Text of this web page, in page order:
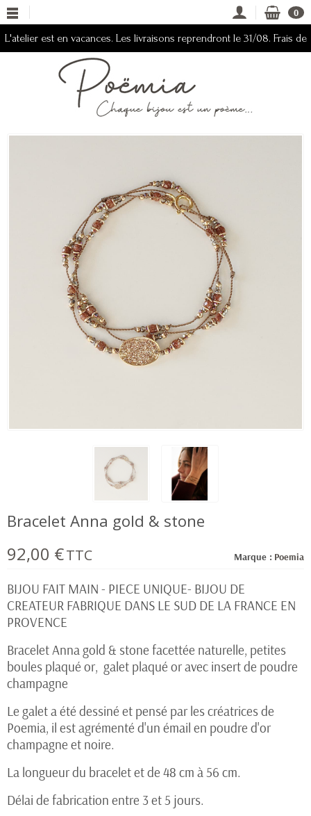
L'atelier est en vacances. Les livraisons reprendront le 31/08. Frais de
ports offerts du 08/08 au 31/08 2026.
0
Bracelet Anna gold & stone
Marque : Poemia
92,00 €TTC
BIJOU FAIT MAIN - PIECE UNIQUE- BIJOU DE
CREATEUR FABRIQUE DANS LE SUD DE LA FRANCE EN
PROVENCE
Bracelet Anna gold & stone facettée naturelle, petites
boules plaqué or, galet plaqué or avec insert de poudre
champagne
Le galet a été dessiné et pensé par les créatrices de
Poemia, il est agrémenté d'un émail en poudre d'or
champagne et noire.
La longueur du bracelet et de 48 cm à 56 cm.
Délai de fabrication entre 3 et 5 jours.